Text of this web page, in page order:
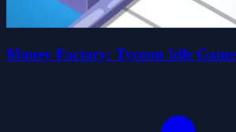
Money Factory: Tycoon Idle Game